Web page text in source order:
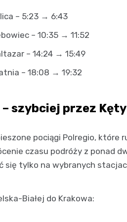
– 5:23 → 6:43
– 10:35 → 11:52
– 14:24 → 15:49
– 18:08 → 19:32
szybciej przez
pociągi Polregio, które
czasu podróży z ponad
się tylko na wybranych
Białej do Krakowa: